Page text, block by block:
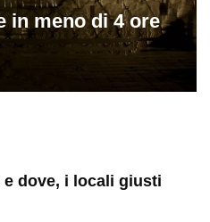
in meno di 4 ore
dove, i locali giusti